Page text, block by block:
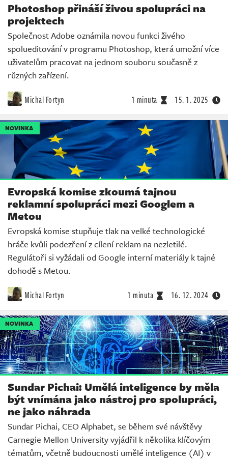
Photoshop přináší živou spolupráci na
projektech
Společnost Adobe oznámila novou funkci živého
spolueditování v programu Photoshop, která umožní více
uživatelům pracovat na jednom souboru současně z
různých zařízení.
Michal Fortyn 1 minuta 15. 1. 2025
NOVINKA
Evropská komise zkoumá tajnou
reklamní spolupráci mezi Googlem a
Metou
Evropská komise stupňuje tlak na velké technologické
hráče kvůli podezření z cílení reklam na nezletilé.
Regulátoři si vyžádali od Google interní materiály k tajné
dohodě s Metou.
Michal Fortyn 1 minuta 16. 12. 2024
NOVINKA
Sundar Pichai: Umělá inteligence by měla
být vnímána jako nástroj pro spolupráci,
ne jako náhrada
Sundar Pichai, CEO Alphabet, se během své návštěvy
Carnegie Mellon University vyjádřil k několika klíčovým
tématům, včetně budoucnosti umělé inteligence (AI) v